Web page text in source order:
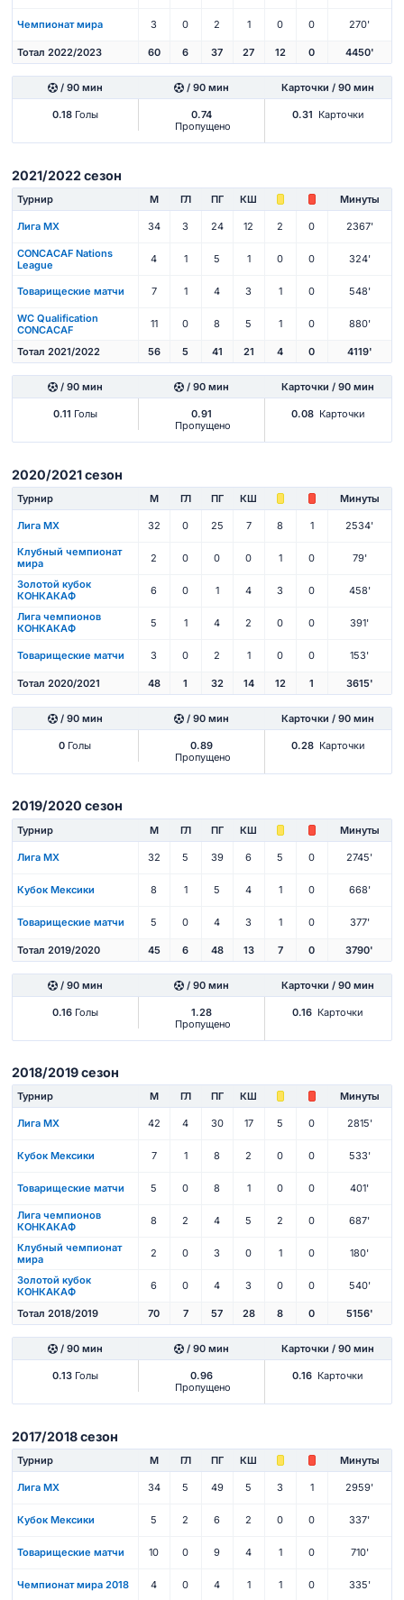
Чемпионат мира 3 0 2 1 0 0 270'
Тотал 2022/2023 60 6 37 27 12 0 4450'
/ 90 мин / 90 мин Карточки / 90 мин
0.18Голы
0.74
Пропущено
0.31 Карточки
2021/2022 сезон
Турнир М ГЛ ПГ КШ Минуты
Лига МХ 34 3 24 12 2 0 2367'
CONCACAF Nations
League
4 1 5 1 0 0 324'
Товарищеские матчи 7 1 4 3 1 0 548'
WC Qualification
CONCACAF
11 0 8 5 1 0 880'
Тотал 2021/2022 56 5 41 21 4 0 4119'
/ 90 мин / 90 мин Карточки / 90 мин
0.11 Голы
0.91
Пропущено
0.08 Карточки
2020/2021 сезон
Турнир М ГЛ ПГ КШ Минуты
Лига МХ 32 0 25 7 8 1 2534'
Клубный чемпионат
мира
2 0 0 0 1 0 79'
Золотой кубок
КОНКАКАФ
6 0 1 4 3 0 458'
Лига чемпионов
КОНКАКАФ
5 1 4 2 0 0 391'
Товарищеские матчи 3 0 2 1 0 0 153'
Тотал 2020/2021 48 1 32 14 12 1 3615'
/ 90 мин / 90 мин Карточки / 90 мин
0 Голы
0.89
Пропущено
0.28 Карточки
2019/2020 сезон
Турнир М ГЛ ПГ КШ Минуты
Лига МХ 32 5 39 6 5 0 2745'
Кубок Мексики 8 1 5 4 1 0 668'
Товарищеские матчи 5 0 4 3 1 0 377'
Тотал 2019/2020 45 6 48 13 7 0 3790'
/ 90 мин / 90 мин Карточки / 90 мин
0.16Голы
1.28
Пропущено
0.16 Карточки
2018/2019 сезон
Турнир М ГЛ ПГ КШ Минуты
Лига МХ 42 4 30 17 5 0 2815'
Кубок Мексики 7 1 8 2 0 0 533'
Товарищеские матчи 5 0 8 1 0 0 401'
Лига чемпионов
КОНКАКАФ
8 2 4 5 2 0 687'
Клубный чемпионат
мира
2 0 3 0 1 0 180'
Золотой кубок
КОНКАКАФ
6 0 4 3 0 0 540'
Тотал 2018/2019 70 7 57 28 8 0 5156'
/ 90 мин / 90 мин Карточки / 90 мин
0.13Голы
0.96
Пропущено
0.16 Карточки
2017/2018 сезон
Турнир М ГЛ ПГ КШ Минуты
Лига МХ 34 5 49 5 3 1 2959'
Кубок Мексики 5 2 6 2 0 0 337'
Товарищеские матчи 10 0 9 4 1 0 710'
Чемпионат мира 2018 4 0 4 1 1 0 335'